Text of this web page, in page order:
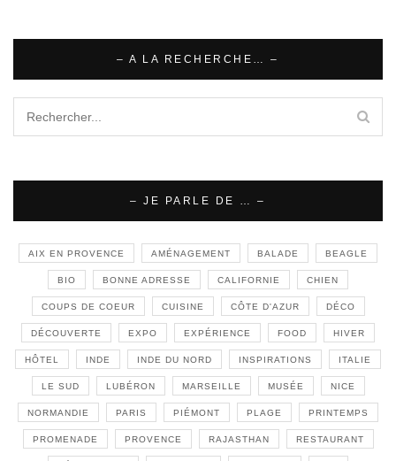
– A LA RECHERCHE… –
– JE PARLE DE … –
AIX EN PROVENCE AMÉNAGEMENT BALADE BEAGLE
BIO BONNE ADRESSE CALIFORNIE CHIEN
COUPS DE COEUR CUISINE CÔTE D'AZUR DÉCO
DÉCOUVERTE EXPO EXPÉRIENCE FOOD HIVER
HÔTEL INDE INDE DU NORD INSPIRATIONS ITALIE
LE SUD LUBÉRON MARSEILLE MUSÉE NICE
NORMANDIE PARIS PIÉMONT PLAGE PRINTEMPS
PROMENADE PROVENCE RAJASTHAN RESTAURANT